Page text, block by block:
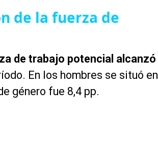
de la fuerza de
de trabajo potencial alcanzó
En los hombres se situó en
género fue 8,4 pp.